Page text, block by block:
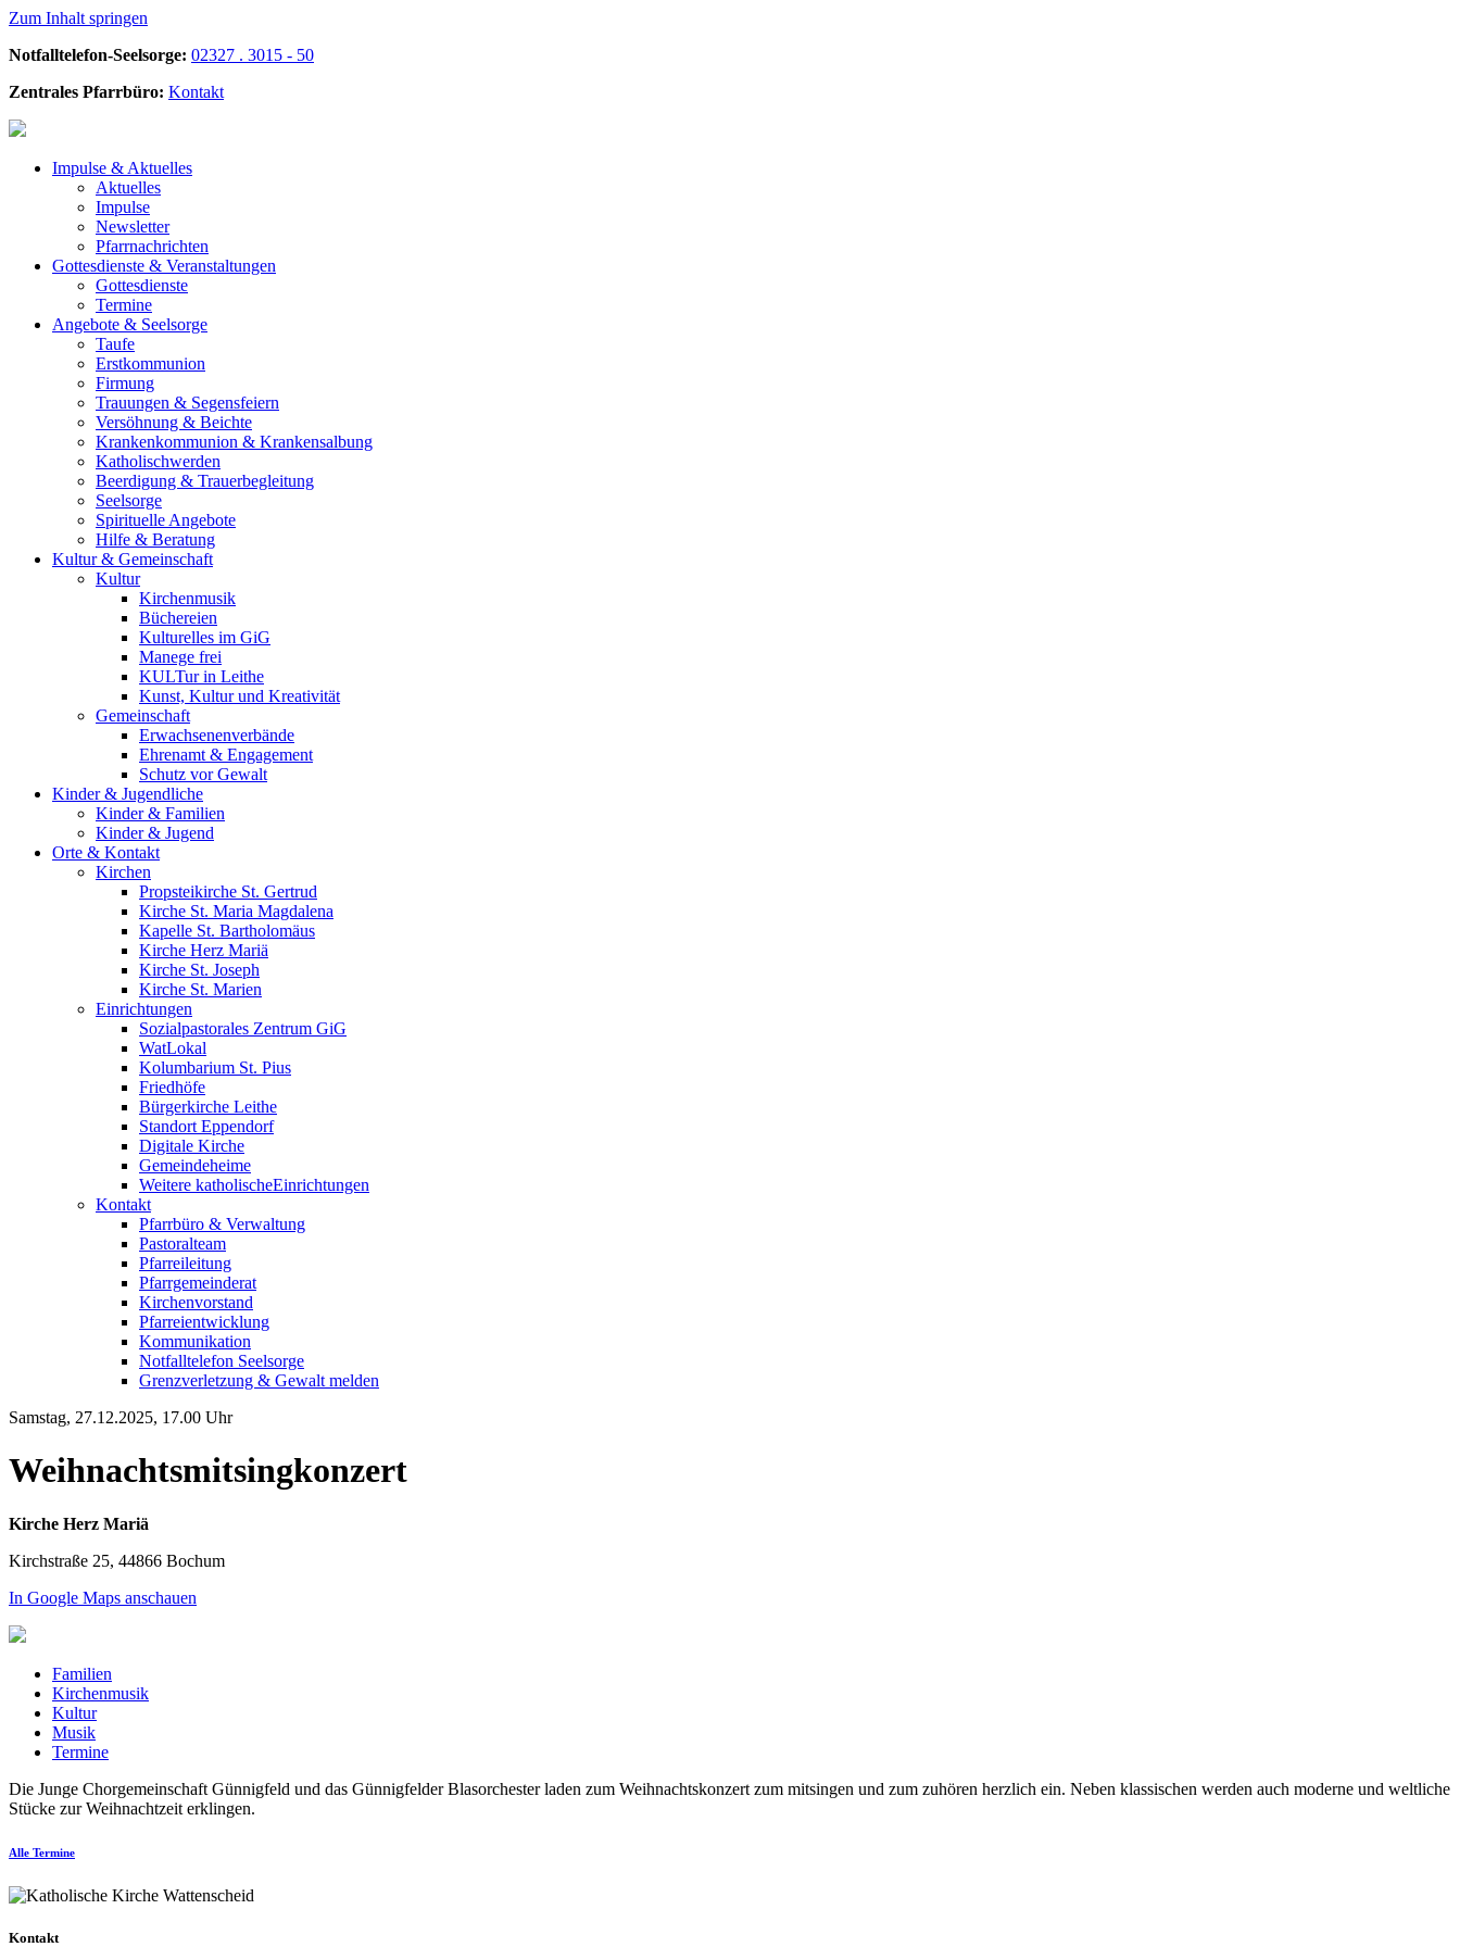
Zum Inhalt springen
Notfalltelefon-Seelsorge: 02327 . 3015 - 50
Zentrales Pfarrbüro: Kontakt
Impulse & Aktuelles
Aktuelles
Impulse
Newsletter
Pfarrnachrichten
Gottesdienste & Veranstaltungen
Gottesdienste
Termine
Angebote & Seelsorge
Taufe
Erstkommunion
Firmung
Trauungen & Segensfeiern
Versöhnung & Beichte
Krankenkommunion & Krankensalbung
Katholischwerden
Beerdigung & Trauerbegleitung
Seelsorge
Spirituelle Angebote
Hilfe & Beratung
Kultur & Gemeinschaft
Kultur
Kirchenmusik
Büchereien
Kulturelles im GiG
Manege frei
KULTur in Leithe
Kunst, Kultur und Kreativität
Gemeinschaft
Erwachsenenverbände
Ehrenamt & Engagement
Schutz vor Gewalt
Kinder & Jugendliche
Kinder & Familien
Kinder & Jugend
Orte & Kontakt
Kirchen
Propsteikirche St. Gertrud
Kirche St. Maria Magdalena
Kapelle St. Bartholomäus
Kirche Herz Mariä
Kirche St. Joseph
Kirche St. Marien
Einrichtungen
Sozialpastorales Zentrum GiG
WatLokal
Kolumbarium St. Pius
Friedhöfe
Bürgerkirche Leithe
Standort Eppendorf
Digitale Kirche
Gemeindeheime
Weitere katholische­­Einrichtungen
Kontakt
Pfarrbüro & Verwaltung
Pastoralteam
Pfarreileitung
Pfarrgemeinderat
Kirchenvorstand
Pfarreientwicklung
Kommunikation
Notfalltelefon Seelsorge
Grenzverletzung & Gewalt melden
Samstag, 27.12.2025, 17.00 Uhr
Weihnachtsmitsingkonzert
Kirche Herz Mariä
Kirchstraße 25, 44866 Bochum
In Google Maps anschauen
Familien
Kirchenmusik
Kultur
Musik
Termine
Die Junge Chorgemeinschaft Günnigfeld und das Günnigfelder Blasorchester laden zum Weihnachtskonzert zum mitsingen und zum zuhören herzlich ein. Neben klassischen werden auch moderne und weltliche
Stücke zur Weihnachtzeit erklingen.
Alle Termine
Kontakt